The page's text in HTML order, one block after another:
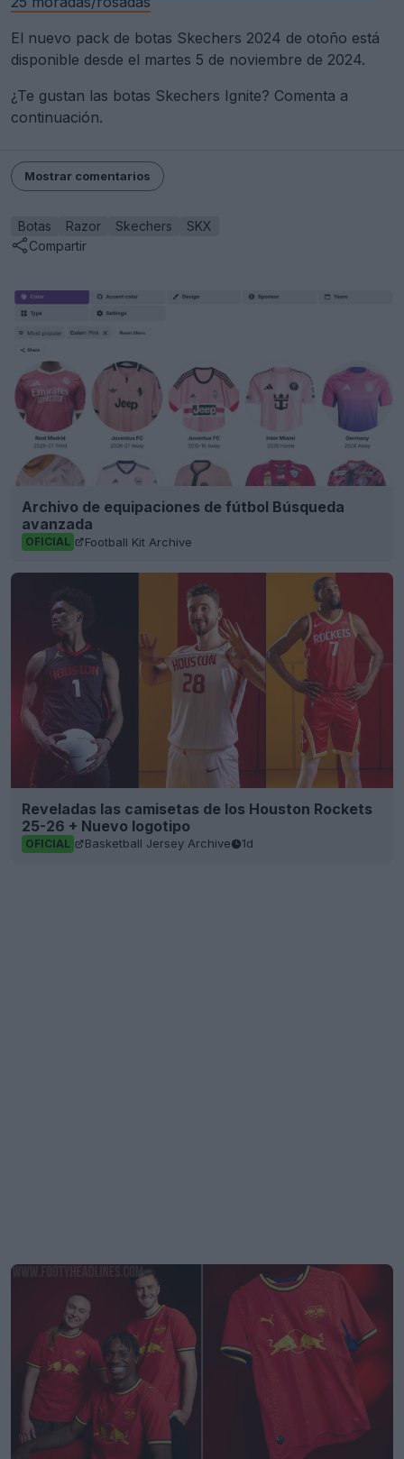
El nuevo pack de botas Skechers 2024 de otoño está
disponible desde el martes 5 de noviembre de 2024.
¿Te gustan las botas Skechers Ignite? Comenta a
continuación.
Mostrar comentarios
Botas Razor Skechers
SKX
Compartir
Archivo de equipaciones de fútbol Búsqueda
avanzada
OFICIAL Football Kit Archive
Reveladas las camisetas de los Houston Rockets
25-26 + Nuevo logotipo
OFICIAL Basketball Jersey Archive 1d